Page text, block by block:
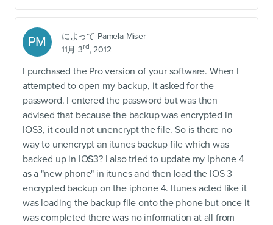
PM によって Pamela Miser
11月 3rd, 2012
I purchased the Pro version of your software. When I
attempted to open my backup, it asked for the
password. I entered the password but was then
advised that because the backup was encrypted in
IOS3, it could not unencrypt the file. So is there no
way to unencrypt an itunes backup file which was
backed up in IOS3? I also tried to update my Iphone 4
as a "new phone" in itunes and then load the IOS 3
encrypted backup on the iphone 4. Itunes acted like it
was loading the backup file onto the phone but once it
was completed there was no information at all from